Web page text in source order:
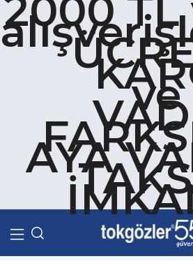
2000
ve
AYA